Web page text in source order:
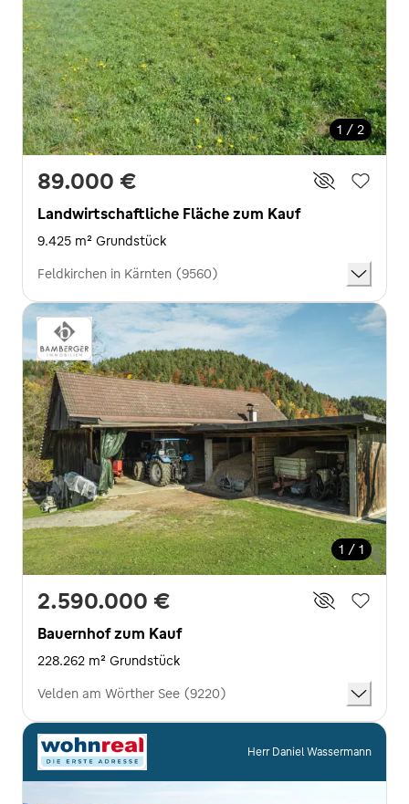
1 / 2
89.000 €
Landwirtschaftliche Fläche zum Kauf
9.425 m² Grundstück
Feldkirchen in Kärnten (9560)
1 / 1
2.590.000 €
Bauernhof zum Kauf
228.262 m² Grundstück
Velden am Wörther See (9220)
Herr Daniel Wassermann